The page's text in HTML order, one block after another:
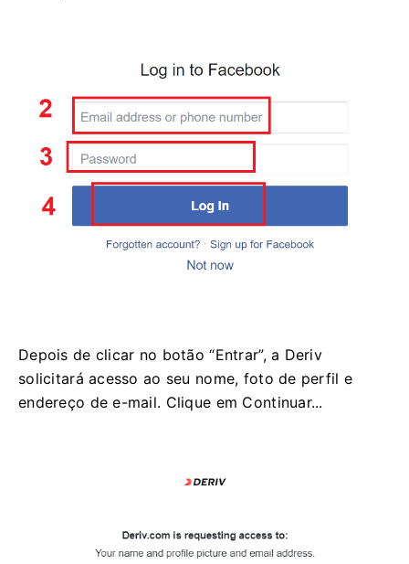
Depois de clicar no botão “Entrar”, a Deriv
solicitará acesso ao seu nome, foto de perfil e
endereço de e-mail. Clique em Continuar...